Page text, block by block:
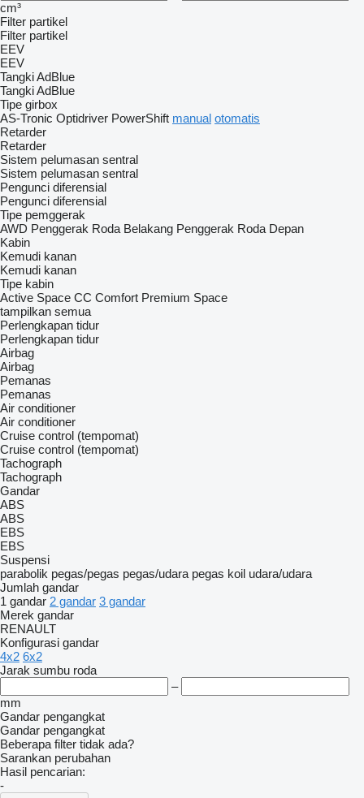
cm³
Filter partikel
Filter partikel
EEV
EEV
Tangki AdBlue
Tangki AdBlue
Tipe girbox
AS-Tronic Optidriver PowerShift manual otomatis
Retarder
Retarder
Sistem pelumasan sentral
Sistem pelumasan sentral
Pengunci diferensial
Pengunci diferensial
Tipe pemggerak
AWD Penggerak Roda Belakang Penggerak Roda Depan
Kabin
Kemudi kanan
Kemudi kanan
Tipe kabin
Active Space CC Comfort Premium Space
tampilkan semua
Perlengkapan tidur
Perlengkapan tidur
Airbag
Airbag
Pemanas
Pemanas
Air conditioner
Air conditioner
Cruise control (tempomat)
Cruise control (tempomat)
Tachograph
Tachograph
Gandar
ABS
ABS
EBS
EBS
Suspensi
parabolik pegas/pegas pegas/udara pegas koil udara/udara
Jumlah gandar
1 gandar 2 gandar 3 gandar
Merek gandar
RENAULT
Konfigurasi gandar
4x2 6x2
Jarak sumbu roda
–
mm
Gandar pengangkat
Gandar pengangkat
Beberapa filter tidak ada?
Sarankan perubahan
Hasil pencarian:
-